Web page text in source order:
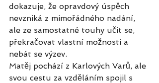
dokazuje, že opravdový úspěch
nevzniká z mimořádného nadání,
ale ze samostatné touhy učit se,
překračovat vlastní možnosti a
nebát se výzev.
Matěj pochází z Karlových Varů, ale
svou cestu za vzděláním spojil s